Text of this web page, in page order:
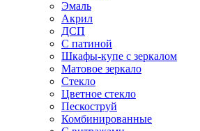
Эмаль
Акрил
ДСП
С патиной
Шкафы-купе с зеркалом
Матовое зеркало
Стекло
Цветное стекло
Пескоструй
Комбинированные